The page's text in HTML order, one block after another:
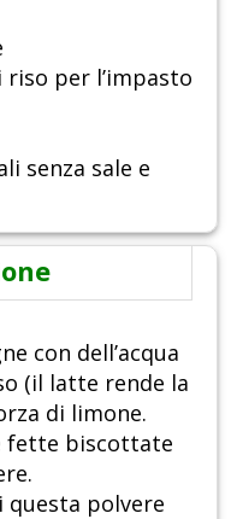
per l’impasto
senza sale e
con dell’acqua
(il latte rende la
di limone.
fette biscottate
questa polvere